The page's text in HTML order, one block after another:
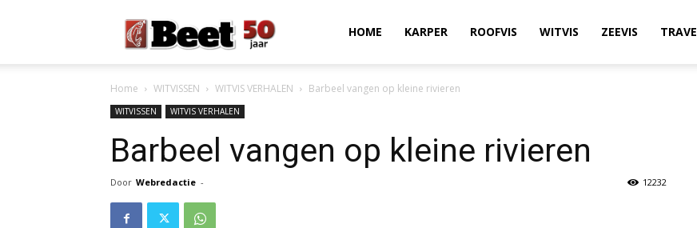
Magazine
HOME KARPER ROOFVIS WITVIS ZEEVIS
Home WITVISSEN WITVIS VERHALEN Barbeel vangen op kleine rivieren
WITVISSEN WITVIS VERHALEN
Barbeel vangen op kleine rivieren
Door Webredactie - 12232